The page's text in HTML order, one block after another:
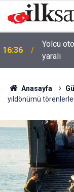
16:36
Yolcu
yaralı
Anasayfa
yıldönümü